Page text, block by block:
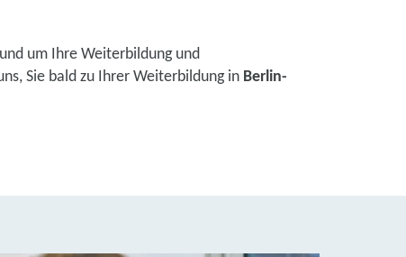
um Ihre Weiterbildung und
Sie bald zu Ihrer Weiterbildung in Berlin-